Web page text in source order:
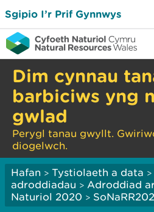
Sgipio I’r Prif Gynnwys
Dim cynnau
barbiciws yng
gwlad
Perygl tanau gwyllt.
diogelwch.
Hafan > Tystiolaeth a data >
adroddiadau > Adroddiad
Naturiol 2020 >